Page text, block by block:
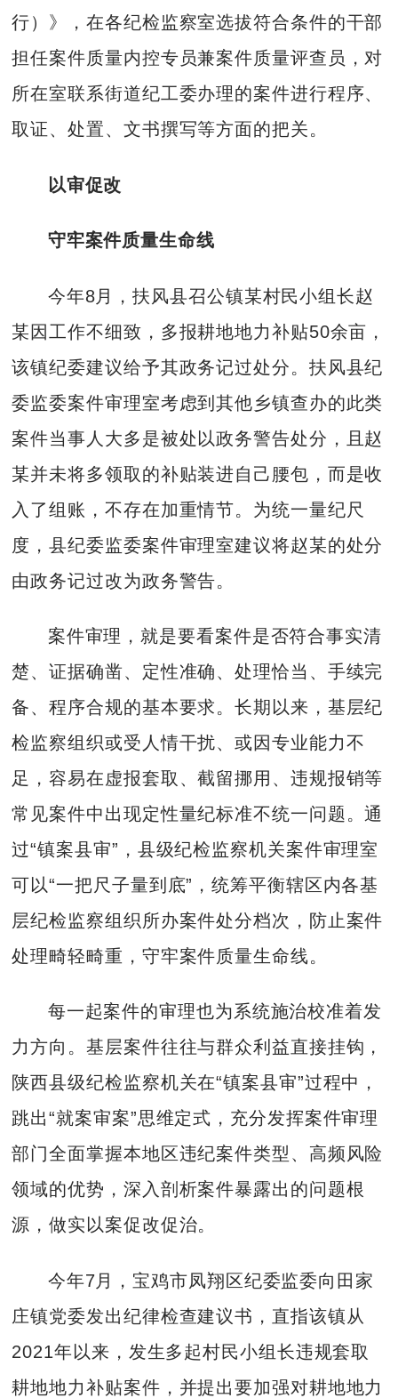
行）》，在各纪检监察室选拔符合条件的干部
担任案件质量内控专员兼案件质量评查员，对
所在室联系街道纪工委办理的案件进行程序、
取证、处置、文书撰写等方面的把关。
以审促改
守牢案件质量生命线
今年8月，扶风县召公镇某村民小组长赵
某因工作不细致，多报耕地地力补贴50余亩，
该镇纪委建议给予其政务记过处分。扶风县纪
委监委案件审理室考虑到其他乡镇查办的此类
案件当事人大多是被处以政务警告处分，且赵
某并未将多领取的补贴装进自己腰包，而是收
入了组账，不存在加重情节。为统一量纪尺
度，县纪委监委案件审理室建议将赵某的处分
由政务记过改为政务警告。
案件审理，就是要看案件是否符合事实清
楚、证据确凿、定性准确、处理恰当、手续完
备、程序合规的基本要求。长期以来，基层纪
检监察组织或受人情干扰、或因专业能力不
足，容易在虚报套取、截留挪用、违规报销等
常见案件中出现定性量纪标准不统一问题。通
过“镇案县审”，县级纪检监察机关案件审理室
可以“一把尺子量到底”，统筹平衡辖区内各基
层纪检监察组织所办案件处分档次，防止案件
处理畸轻畸重，守牢案件质量生命线。
每一起案件的审理也为系统施治校准着发
力方向。基层案件往往与群众利益直接挂钩，
陕西县级纪检监察机关在“镇案县审”过程中，
跳出“就案审案”思维定式，充分发挥案件审理
部门全面掌握本地区违纪案件类型、高频风险
领域的优势，深入剖析案件暴露出的问题根
源，做实以案促改促治。
今年7月，宝鸡市凤翔区纪委监委向田家
庄镇党委发出纪律检查建议书，直指该镇从
2021年以来，发生多起村民小组长违规套取
耕地地力补贴案件，并提出要加强对耕地地力